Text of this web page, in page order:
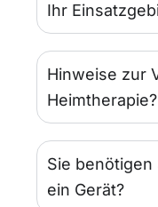
Ihr
Hinweise zur
Heimtherapie?
Sie
ein Gerät?